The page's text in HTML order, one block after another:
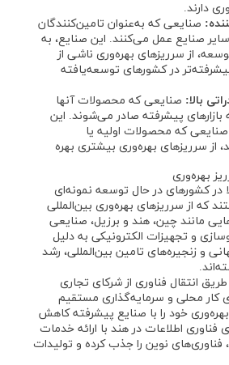
دارند.
صنایعی که به‌عنوان تامین‌کنندگان
سایر صنایع عمل می‌کنند. این صنایع، به
از سرریزهای بهره‌وری ناشی از
در کشورهای توسعه‌یافته
صنایعی که محصولات آنها
بازارهای پیشرفته صادر می‌شوند. این
که محصولات اولیه یا
از سرریزهای بهره‌وری بیشتری بهره
بهره‌وری
در کشورهای در حال توسعه نمونه‌ای
که از سرریزهای بهره‌وری بین‌المللی
مانند چین، هند و برزیل، صنایعی
و تجهیزات الکترونیکی به دلیل
و زنجیره‌های تامین بین‌المللی، رشد
انتقال فناوری از شرکای تجاری
کار محلی و سرمایه‌گذاری مستقیم
خود را با صنایع پیشرفته کاهش
اطلاعات در هند با ارائه خدمات
نوین را جذب کرده و تولیدات